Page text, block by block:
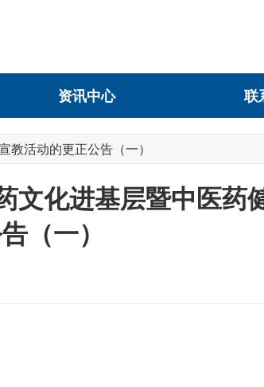
资讯中心 联
活动的更正公告（一）
文化进基层暨中医药
（一）